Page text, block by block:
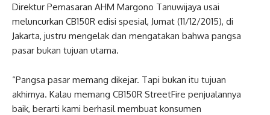
Direktur Pemasaran AHM Margono Tanuwijaya usai
meluncurkan CB150R edisi spesial, Jumat (11/12/2015), di
Jakarta, justru mengelak dan mengatakan bahwa pangsa
pasar bukan tujuan utama.
“Pangsa pasar memang dikejar. Tapi bukan itu tujuan
akhirnya. Kalau memang CB150R StreetFire penjualannya
baik, berarti kami berhasil membuat konsumen